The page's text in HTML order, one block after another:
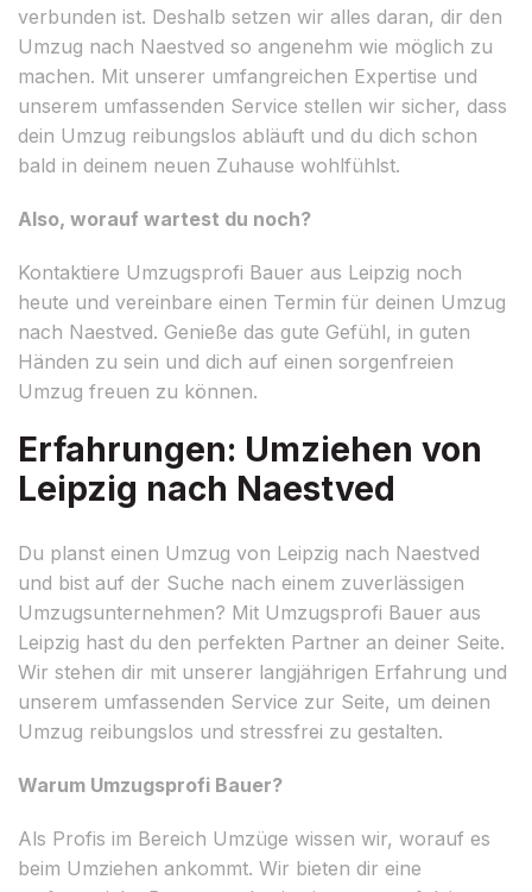
verbunden ist. Deshalb setzen wir alles daran, dir den
Umzug nach Naestved so angenehm wie möglich zu
machen. Mit unserer umfangreichen Expertise und
unserem umfassenden Service stellen wir sicher, dass
dein Umzug reibungslos abläuft und du dich schon
bald in deinem neuen Zuhause wohlfühlst.
Also, worauf wartest du noch?
Kontaktiere Umzugsprofi Bauer aus Leipzig noch
heute und vereinbare einen Termin für deinen Umzug
nach Naestved. Genieße das gute Gefühl, in guten
Händen zu sein und dich auf einen sorgenfreien
Umzug freuen zu können.
Erfahrungen: Umziehen von
Leipzig nach Naestved
Du planst einen Umzug von Leipzig nach Naestved
und bist auf der Suche nach einem zuverlässigen
Umzugsunternehmen? Mit Umzugsprofi Bauer aus
Leipzig hast du den perfekten Partner an deiner Seite.
Wir stehen dir mit unserer langjährigen Erfahrung und
unserem umfassenden Service zur Seite, um deinen
Umzug reibungslos und stressfrei zu gestalten.
Warum Umzugsprofi Bauer?
Als Profis im Bereich Umzüge wissen wir, worauf es
beim Umziehen ankommt. Wir bieten dir eine